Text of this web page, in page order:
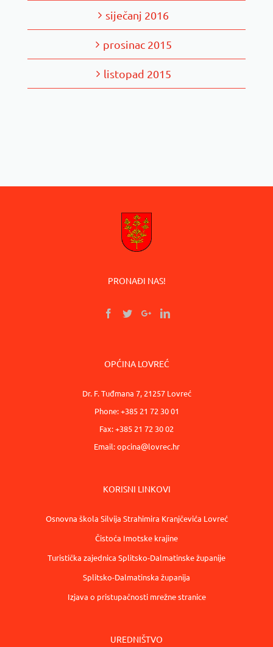
siječanj 2016
prosinac 2015
listopad 2015
PRONAĐI NAS!
OPĆINA LOVREĆ
Dr. F. Tuđmana 7, 21257 Lovreć
Phone: +385 21 72 30 01
Fax: +385 21 72 30 02
Email:opcina@lovrec.hr
KORISNI LINKOVI
Osnovna škola Silvija Strahimira Kranjčevića Lovreć
Čistoća Imotske krajine
Turistička zajednica Splitsko-Dalmatinske županije
Splitsko-Dalmatinska županija
Izjava o pristupačnosti mrežne stranice
UREDNIŠTVO